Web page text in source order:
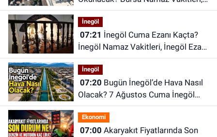
Bursa Ezan Saatleri | 07 Ağustos
2026 Cuma
İnegöl
07:21
İnegöl Namaz Vakitleri, İnegöl Ezan
Saatleri | 07 Ağustos 2026 Cuma
İnegöl
07:20
Olacak? 7 Ağustos Cuma İnegöl
Hava Durumu
Ekonomi
07:00